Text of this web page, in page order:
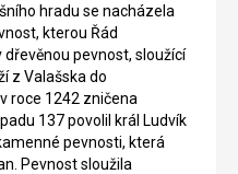
hradu se nacházela
kterou Řád
pevnost, sloužící
z Valašska do
roce 1242 zničena
137 povolil král Ludvík
pevnosti, která
Pevnost sloužila